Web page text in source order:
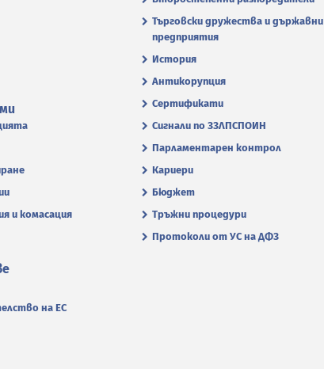
Търговски дружества и държавни
предприятия
История
Антикорупция
Сертификати
Сигнали по ЗЗЛПСПОИН
Парламентарен контрол
Кариери
Бюджет
Тръжни процедури
Протоколи от УС на ДФЗ
и комасация
на ЕС